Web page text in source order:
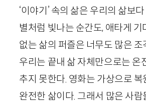
‘이야기’ 속의 삶은 우리의 삶보
별처럼 빛나는 순간도, 애타게
없는 삶의 퍼즐은 너무도 많은 조
우리는 끝내 삶 자체만으로는 온
추지 못한다. 영화는 가상으로 복
완전한 삶이다. 그래서 많은 사람